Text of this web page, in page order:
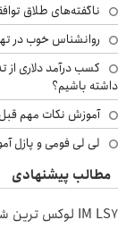
ناگفته‌های طلاق
روانشناس خوب در
کسب درآمد دلاری از
داشته باشیم؟
آموزش نکات مهم قبل
لی لی فومی و پازل
مطالب پیشنهادی
IM LS7 لوکس ترین شاسی بلند برقی ایران